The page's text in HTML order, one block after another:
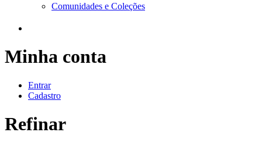
Comunidades e Coleções
Minha conta
Entrar
Cadastro
Refinar